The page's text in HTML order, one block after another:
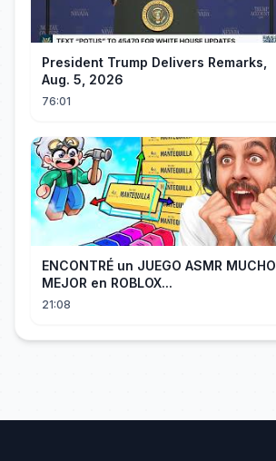
President Trump Delivers Remarks,
Aug. 5, 2026
76:01
ENCONTRÉ un JUEGO ASMR MUCHO
MEJOR en ROBLOX...
21:08